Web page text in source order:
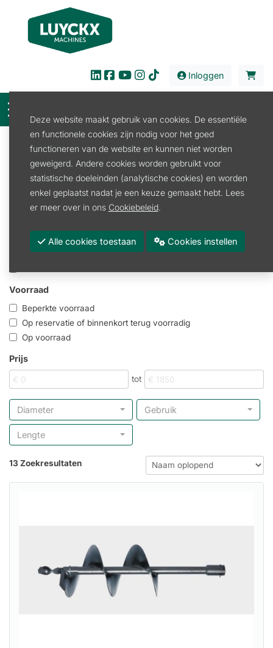
Inloggen
Filter
Verkoop
Grondboor
Grondboor toebehoren
Promoties
Merk
Voorraad
Beperkte voorraad
Op reservatie of binnenkort terug voorradig
Op voorraad
Prijs
tot
Diameter Gebruik
Lengte
13 Zoekresultaten
Deze website maakt gebruik van cookies. De essentiële
en functionele cookies zijn nodig voor het goed
functioneren van de website en kunnen niet worden
geweigerd. Andere cookies worden gebruikt voor
statistische doeleinden (analytische cookies) en worden
enkel geplaatst nadat je een keuze gemaakt hebt. Lees
er meer over in ons Cookiebeleid.
Alle cookies toestaan Cookies instellen